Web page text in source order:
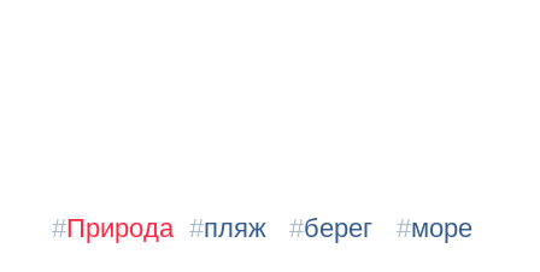
#Природа #пляж #берег #море